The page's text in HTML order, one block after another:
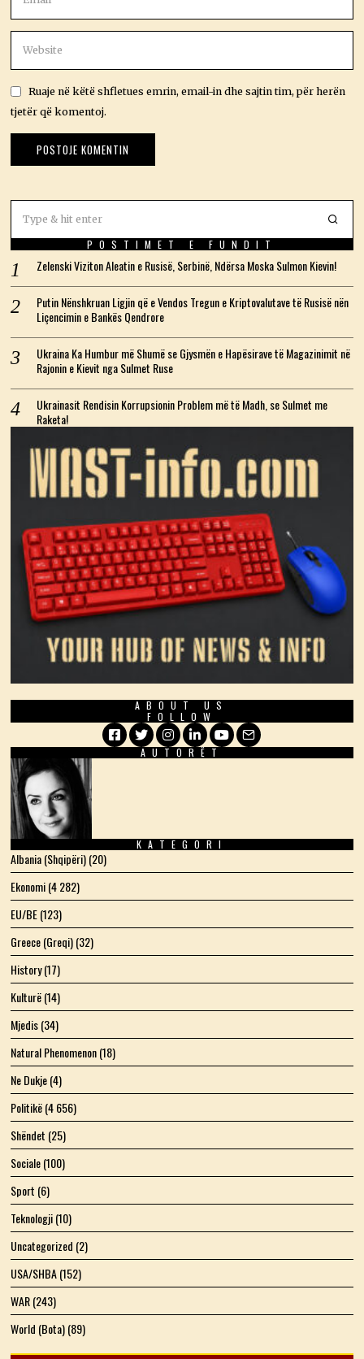
Ruaje në këtë shfletues emrin, email-in dhe sajtin tim, për herën
tjetër që komentoj.
POSTIMET E FUNDIT
Zelenski Viziton Aleatin e Rusisë, Serbinë, Ndërsa Moska Sulmon Kievin!
Putin Nënshkruan Ligjin që e Vendos Tregun e Kriptovalutave të Rusisë nën
Liçencimin e Bankës Qendrore
Ukraina Ka Humbur më Shumë se Gjysmën e Hapësirave të Magazinimit në
Rajonin e Kievit nga Sulmet Ruse
Ukrainasit Rendisin Korrupsionin Problem më të Madh, se Sulmet me
Raketa!
ABOUT US
FOLLOW
Facebook
TwitterInstagram
LinkedIn
YouTube
Email
AUTORËT
KATEGORI
Albania (Shqipëri)(20)
Ekonomi(4 282)
EU/BE(123)
Greece (Greqi)(32)
History(17)
Kulturë(14)
Mjedis(34)
Natural Phenomenon(18)
Ne Dukje(4)
Politikë(4 656)
Shëndet (25)
Sociale(100)
Sport (6)
Teknologji(10)
Uncategorized (2)
USA/SHBA(152)
WAR(243)
World (Bota)(89)